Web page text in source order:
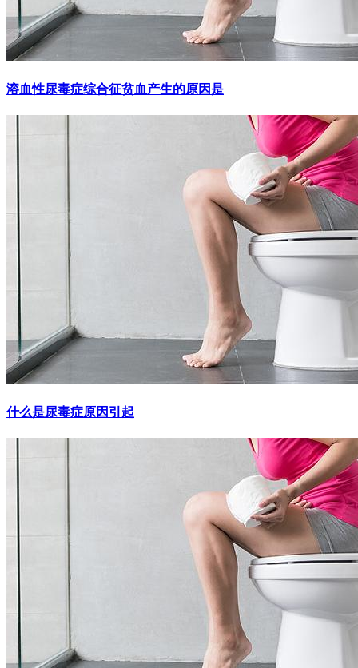
溶血性尿毒症综合征贫血产生的原因是
什么是尿毒症原因引起